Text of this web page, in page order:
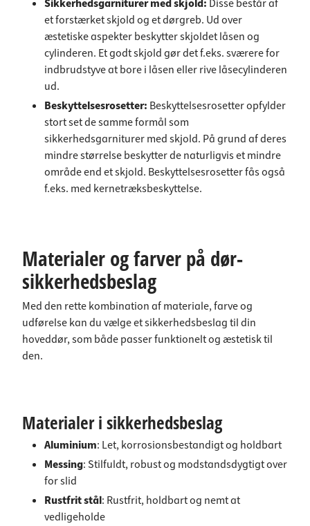
Sikkerhedsgarniturer med skjold: Disse består af
et forstærket skjold og et dørgreb. Ud over
æstetiske aspekter beskytter skjoldet låsen og
cylinderen. Et godt skjold gør det f.eks. sværere for
indbrudstyve at bore i låsen eller rive låsecylinderen
ud.
Beskyttelsesrosetter: Beskyttelsesrosetter opfylder
stort set de samme formål som
sikkerhedsgarniturer med skjold. På grund af deres
mindre størrelse beskytter de naturligvis et mindre
område end et skjold. Beskyttelsesrosetter fås også
f.eks. med kernetræksbeskyttelse.
Materialer og farver på dør-
sikkerhedsbeslag
Med den rette kombination af materiale, farve og
udførelse kan du vælge et sikkerhedsbeslag til din
hoveddør, som både passer funktionelt og æstetisk til
den.
Materialer i sikkerhedsbeslag
Aluminium: Let, korrosionsbestandigt og holdbart
Messing: Stilfuldt, robust og modstandsdygtigt over
for slid
Rustfrit stål: Rustfrit, holdbart og nemt at
vedligeholde